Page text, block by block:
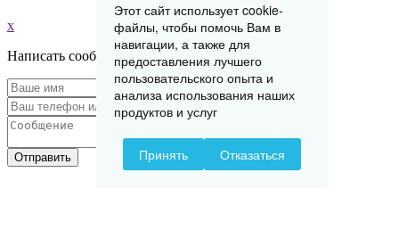
x
Написать сообщение
Отправить
Этот сайт использует cookie-
файлы, чтобы помочь Вам в
навигации, а также для
предоставления лучшего
пользовательского опыта и
анализа использования наших
продуктов и услуг
Принять Отказаться